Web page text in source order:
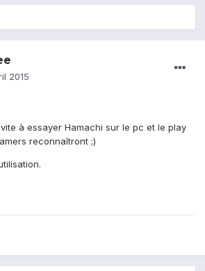
2015
à essayer Hamachi sur le pc et le play
reconnaîtront ;)